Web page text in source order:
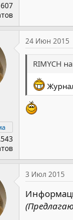
607
24 Июн 2015
RIMYCH
3 Июл 2015